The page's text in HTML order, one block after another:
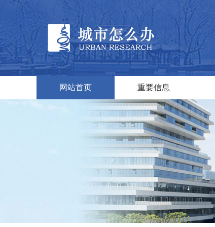
网站首页 重要信息